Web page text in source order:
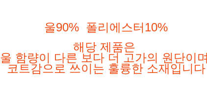
울90% 폴리에스터10%
해당 제품은
울 함량이 다른 보다 더 고가의 원단이며
코트감으로 쓰이는 훌륭한 소재입니다